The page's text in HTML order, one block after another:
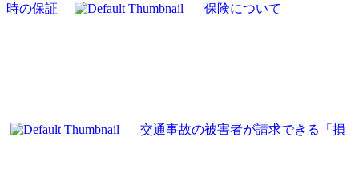
時の保証 保険について
交通事故の被害者が請求できる「損